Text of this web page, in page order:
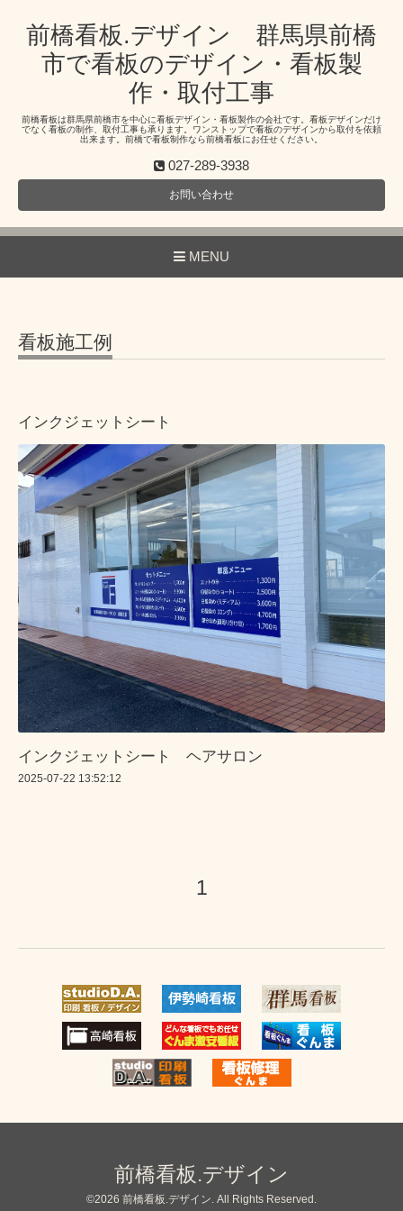
前橋看板.デザイン 群馬県前橋
市で看板のデザイン・看板製
作・取付工事
前橋看板は群馬県前橋市を中心に看板デザイン・看板製作の会社です。看板デザインだけ
でなく看板の制作、取付工事も承ります。ワンストップで看板のデザインから取付を依頼
出来ます。前橋で看板制作なら前橋看板にお任せください。
027-289-3938
お問い合わせ
MENU
看板施工例
インクジェットシート
インクジェットシート ヘアサロン
2025-07-22 13:52:12
1
前橋看板.デザイン
©2026 前橋看板.デザイン. All Rights Reserved.